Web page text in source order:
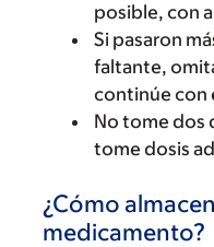
posible, con
Si pasaron
faltante,
continúe con
No tome dos
tome dosis
¿Cómo
medicamento?